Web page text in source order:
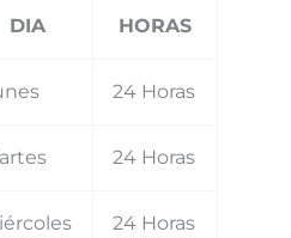
DIA HORAS
24 Horas
24 Horas
24 Horas